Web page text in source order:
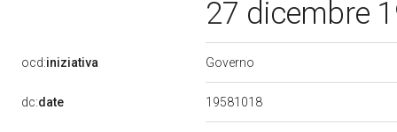
27 dicembre
ocd:iniziativa Governo
dc:date 19581018